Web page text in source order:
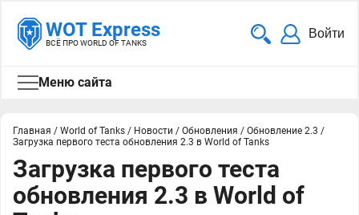
WOT Express
ВСЁ ПРО WORLD OF TANKS
Войти
Меню сайта
Главная / World of Tanks / Новости / Обновления / Обновление 2.3 /
Загрузка первого теста обновления 2.3 в World of Tanks
Загрузка первого теста
обновления 2.3 в World of